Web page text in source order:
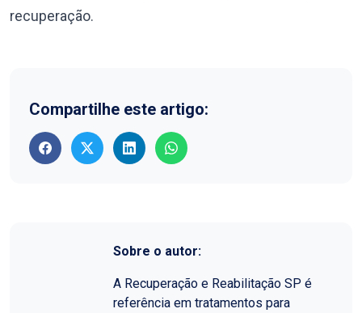
recuperação.
Compartilhe este artigo:
Sobre o autor:
A Recuperação e Reabilitação SP é
referência em tratamentos para